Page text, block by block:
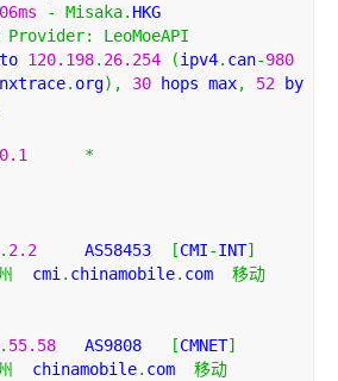
- Misaka. HKG
Provider:
LeoMoeAPI
120.198. 26.254 (ipv4. can-980
nxtrace. org), 30 hops max, 52 by
0.1
*
. 2.2
     AS58453
[CMI-INT]
  cmi
. chinamobile. com 移动
. 55.58
   AS9808
[CMNET]
  chinamobile
. com 移动